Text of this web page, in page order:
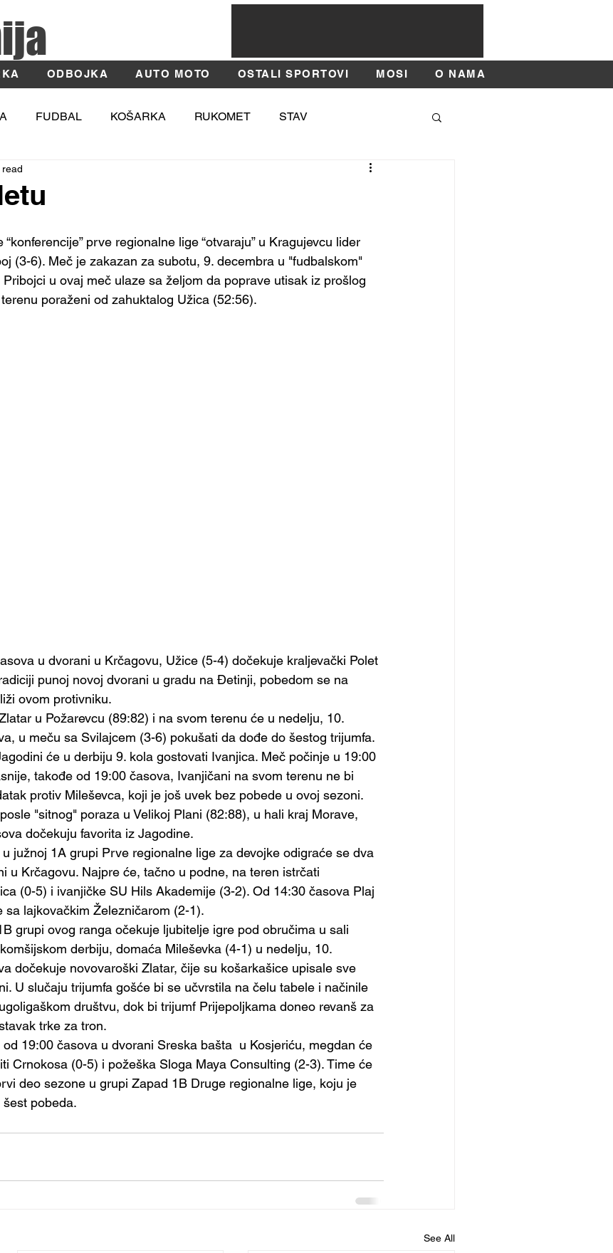
ODBOJKA AUTO MOTO OSTALI SPORTOVI MOSI O NAMA
FUDBAL KOŠARKA RUKOMET STAV
SAJAM SPORTA
prve regionalne lige “otvaraju” u Kragujevcu lider
(3-6). Meč je zakazan za subotu, 9. decembra u "fudbalskom"
u ovaj meč ulaze sa željom da poprave utisak iz prošlog
poraženi od zahuktalog Užica (52:56).
u dvorani u Krčagovu, Užice (5-4) dočekuje kraljevački Polet
punoj novoj dvorani u gradu na Đetinji, pobedom se na
ovom protivniku.
u Požarevcu (89:82) i na svom terenu će u nedelju, 10.
u meču sa Svilajcem (3-6) pokušati da dođe do šestog trijumfa.
će u derbiju 9. kola gostovati Ivanjica. Meč počinje u 19:00
takođe od 19:00 časova, Ivanjičani na svom terenu ne bi
protiv Mileševca, koji je još uvek bez pobede u ovoj sezoni.
"sitnog" poraza u Velikoj Plani (82:88), u hali kraj Morave,
dočekuju favorita iz Jagodine.
južnoj 1A grupi Prve regionalne lige za devojke odigraće se dva
u Krčagovu. Najpre će, tačno u podne, na teren istrčati
(0-5) i ivanjičke SU Hils Akademije (3-2). Od 14:30 časova Plaj
sa lajkovačkim Železničarom (2-1).
grupi ovog ranga očekuje ljubitelje igre pod obručima u sali
derbiju, domaća Mileševka (4-1) u nedelju, 10.
dočekuje novovaroški Zlatar, čije su košarkašice upisale sve
U slučaju trijumfa gošće bi se učvrstila na čelu tabele i načinile
društvu, dok bi trijumf Prijepoljkama doneo revanš za
trke za tron.
19:00 časova u dvorani Sreska bašta  u Kosjeriću, megdan će
Crnokosa (0-5) i požeška Sloga Maya Consulting (2-3). Time će
deo sezone u grupi Zapad 1B Druge regionalne lige, koju je
pobeda.
See All